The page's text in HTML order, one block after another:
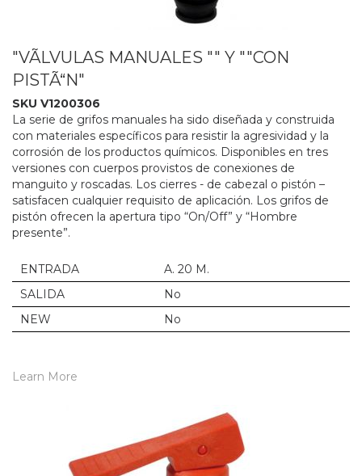
"VÃLVULAS MANUALES "" Y ""CON
PISTÃ“N"
SKU V1200306
La serie de grifos manuales ha sido diseñada y construida
con materiales específicos para resistir la agresividad y la
corrosión de los productos químicos. Disponibles en tres
versiones con cuerpos provistos de conexiones de
manguito y roscadas. Los cierres - de cabezal o pistón –
satisfacen cualquier requisito de aplicación. Los grifos de
pistón ofrecen la apertura tipo “On/Off” y “Hombre
presente”.
ENTRADA
A. 20 M.
SALIDA
No
NEW
No
Learn More